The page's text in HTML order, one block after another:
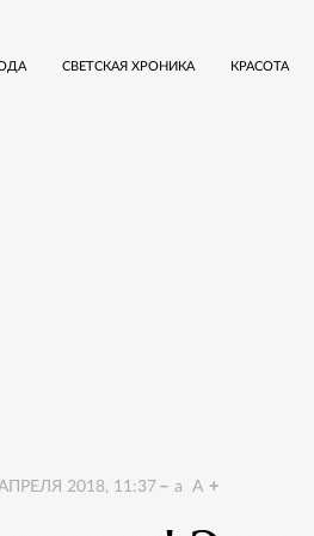
СВЕТСКАЯ ХРОНИКА КРАСОТА
2018, 11:37 a A